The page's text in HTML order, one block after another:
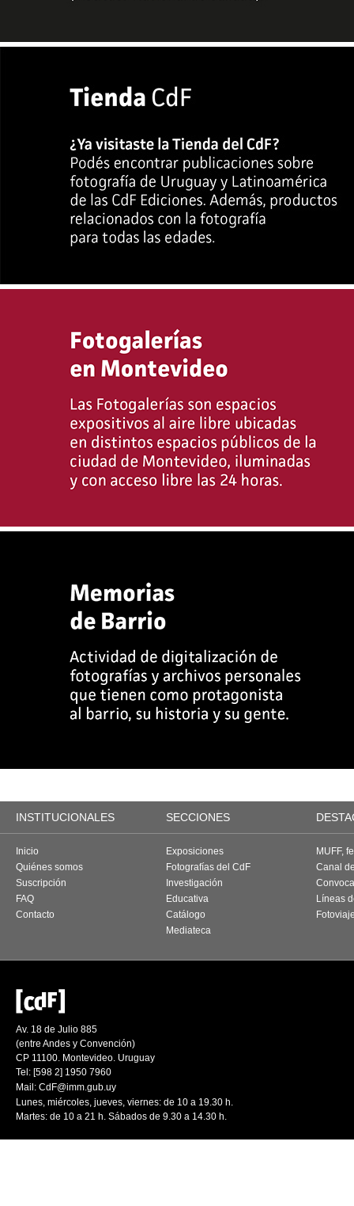
INSTITUCIONALES SECCIONES
Inicio
Quiénes somos
Suscripción
FAQ
Contacto
Exposiciones
Fotografías del CdF
Investigación
Educativa
Catálogo
Mediateca
MUFF,
Canal
Líneas
Av. 18 de Julio 885
(entre Andes y Convención)
CP 11100. Montevideo. Uruguay
Tel: [598 2] 1950 7960
Mail: CdF@imm.gub.uy
Lunes, miércoles, jueves, viernes: de 10 a 19.30 h.
Martes: de 10 a 21 h. Sábados de 9.30 a 14.30 h.